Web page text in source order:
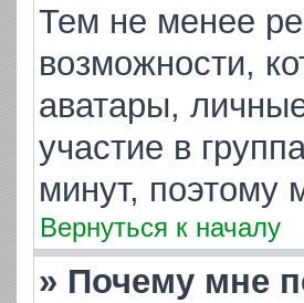
Тем не менее
возможности,
аватары,
участие в
минут, поэтому
Вернуться к началу
» Почему мне